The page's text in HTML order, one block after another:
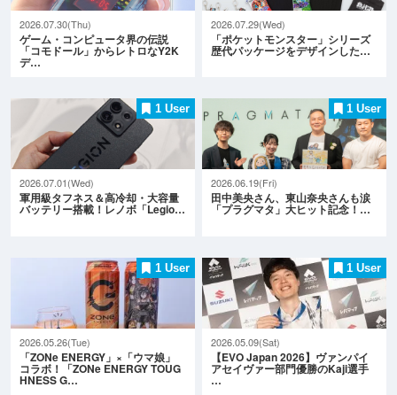
2026.07.30(Thu)
ゲーム・コンピュータ界の伝説
「コモドール」からレトロなY2K
デ…
2026.07.29(Wed)
「ポケットモンスター」シリーズ
歴代パッケージをデザインした…
1 User
2026.07.01(Wed)
軍用級タフネス＆高冷却・大容量
バッテリー搭載！レノボ「Legio…
1 User
2026.06.19(Fri)
田中美央さん、東山奈央さんも涙
「プラグマタ」大ヒット記念！…
1 User
2026.05.26(Tue)
「ZONe ENERGY」×「ウマ娘」
コラボ！「ZONe ENERGY TOUG
HNESS G…
1 User
2026.05.09(Sat)
【EVO Japan 2026】ヴァンパイ
アセイヴァー部門優勝のKaji選手
…